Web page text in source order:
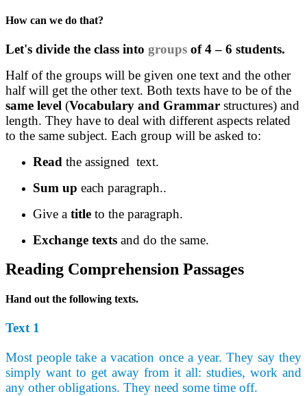
How can we do that?
Let's divide the class into groups of 4 – 6 students.
Half of the groups will be given one text and the other
half will get the other text. Both texts have to be of the
same level (Vocabulary and Grammar structures) and
length. They have to deal with different aspects related
to the same subject. Each group will be asked to:
Read the assigned text.
Sum up each paragraph..
Give a title to the paragraph.
Exchange texts and do the same.
Reading Comprehension Passages
Hand out the following texts.
Text 1
Most people take a vacation once a year. They say they
simply want to get away from it all: studies, work and
any other obligations. They need some time off.